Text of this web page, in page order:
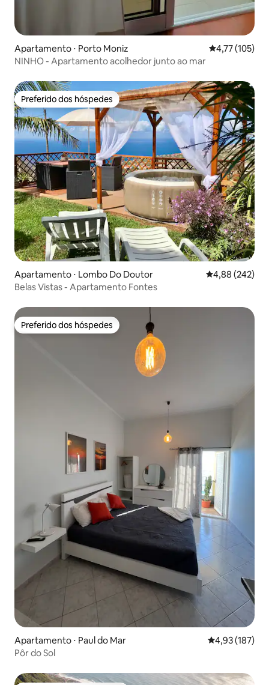
Apartamento ⋅ Porto Moniz 4,77 de uma
4,77 (105)
NINHO - Apartamento acolhedor junto ao mar
Preferido dos hóspedes
Preferido dos hóspedes
Apartamento ⋅ Lombo Do Doutor 4,88 de uma
4,88 (242)
Belas Vistas - Apartamento Fontes
Preferido dos hóspedes
Preferido dos hóspedes
Apartamento ⋅ Paul do Mar 4,93 de uma
4,93 (187)
Pôr do Sol